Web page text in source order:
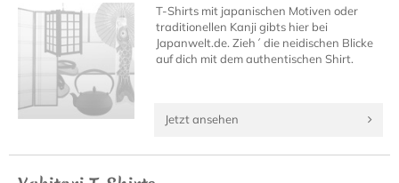
T-Shirts mit japanischen Motiven oder
traditionellen Kanji gibts hier bei
Japanwelt.de. Zieh´ die neidischen Blicke
auf dich mit dem authentischen Shirt.
Jetzt ansehen